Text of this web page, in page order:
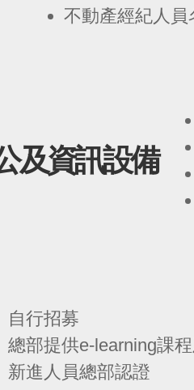
不動產經紀人
及資訊設備
自行招募
總部提供e-learning課
新進人員總部認證